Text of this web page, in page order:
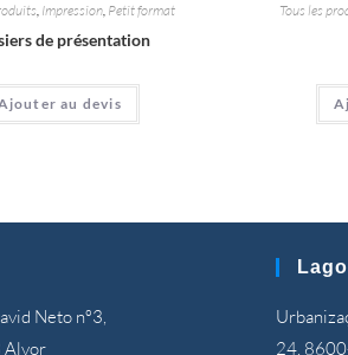
, Impression, Petit format
de présentation
au devis
Tous les
Neto nº3,
Alvor
24,